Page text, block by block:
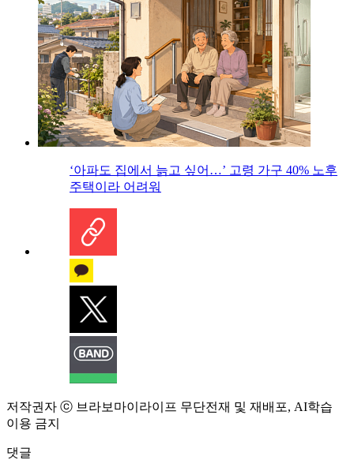
‘아파도 집에서 늙고 싶어…’ 고령 가구 40% 노후
주택이라 어려워
저작권자 ⓒ 브라보마이라이프 무단전재 및 재배포, AI학습
이용 금지
댓글